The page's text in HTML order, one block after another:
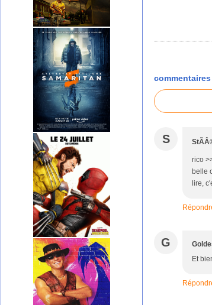
commentaires
S
rico
belle
lire,
G
Et